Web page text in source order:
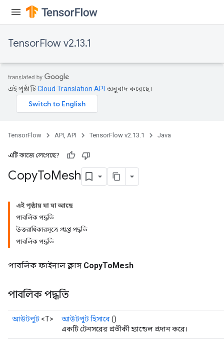
TensorFlow v2.13.1
এই পৃষ্ঠাটিCloud Translation API অনুবাদ করেছে।
TensorFlow API, API TensorFlow v2.13.1 Java
এটি কাজে লেগেছে?
CopyToMesh
এই পৃষ্ঠায় যা যা আছে
পাবলিক পদ্ধতি
উত্তরাধিকারসূত্রে প্রাপ্ত পদ্ধতি
পাবলিক পদ্ধতি
পাবলিক ফাইনাল ক্লাস CopyToMesh
পাবলিক পদ্ধতি
আউটপুট <T> আউটপুট হিসাবে()
একটি টেনসরের প্রতীকী হ্যান্ডেল প্রদান করে।